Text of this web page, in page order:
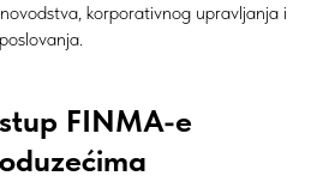
korporativnog upravljanja i
FINMA-e